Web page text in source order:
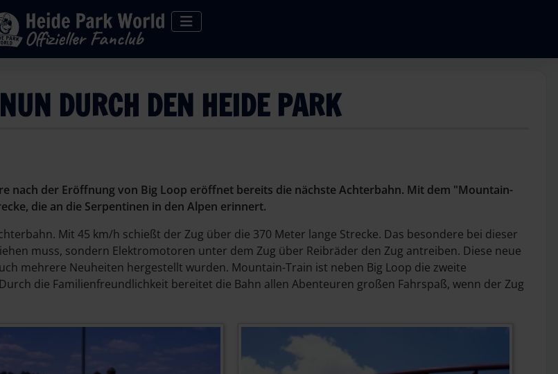
DURCH DEN HEIDE PARK
nach der Eröffnung von Big Loop eröffnet bereits die nächste Achterbahn. Mit dem "Mountain-
die an die Serpentinen in den Alpen erinnert.
Mit 45 km/h schießt der Zug über die 370 Meter lange Strecke. Das besondere bei dieser
muss, sondern Elektromotoren unter dem Zug über Reibräder den Zug antreiben. Diese neue
mehrere Neuheiten hergestellt wurden. Mountain-Train ist neben Big Loop die zweite
die Familienfreundlichkeit bereitet die Bahn allen Abenteuren großen Fahrspaß, wenn der Zug